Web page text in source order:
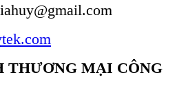
THƯƠNG MẠI CÔNG